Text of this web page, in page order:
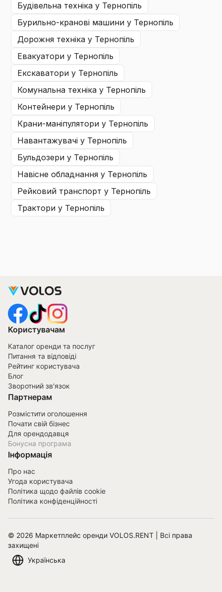
будівельна техніка у Тернопіль
бурильно-кранові машини у Тернопіль
дорожня техніка у Тернопіль
евакуатори у Тернопіль
екскаватори у Тернопіль
комунальна техніка у Тернопіль
контейнери у Тернопіль
крани-маніпулятори у Тернопіль
навантажувачі у Тернопіль
бульдозери у Тернопіль
навісне обладнання у Тернопіль
рейковий транспорт у Тернопіль
трактори у Тернопіль
Користувачам
Каталог оренди та послуг
Питання та відповіді
Рейтинг користувача
Блог
Зворотний зв'язок
Партнерам
Розмістити оголошення
Почати свій бізнес
Для орендодавця
Бонусна програма
Інформація
Про нас
Угода користувача
Політика щодо файлів cookie
Політика конфіденційності
© 2026 Маркетплейс оренди VOLOS.RENT | Всі права
захищені
Українська